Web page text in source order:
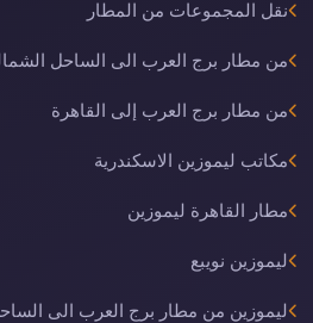
نقل المجموعات من المطار
من مطار برج العرب الى الساحل
من مطار برج العرب إلى القاهرة
مكاتب ليموزين الاسكندرية
مطار القاهرة ليموزين
ليموزين نويبع
ليموزين من مطار برج العرب الى